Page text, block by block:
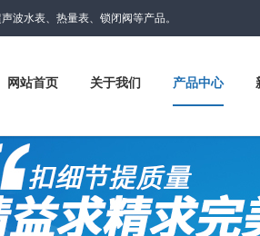
波水表、热量表、锁闭阀等产品。
网站首页 关于我们 产品中心